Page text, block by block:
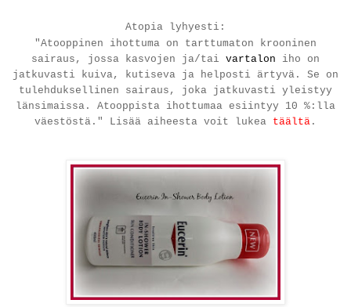
Atopia lyhyesti:
"Atooppinen ihottuma on tarttumaton krooninen
sairaus, jossa kasvojen ja/tai vartalon iho on
jatkuvasti kuiva, kutiseva ja helposti ärtyvä. Se on
tulehduksellinen sairaus, joka jatkuvasti yleistyy
länsimaissa. Atooppista ihottumaa esiintyy 10 %:lla
väestöstä."
Lisää aiheesta voit lukea täältä .